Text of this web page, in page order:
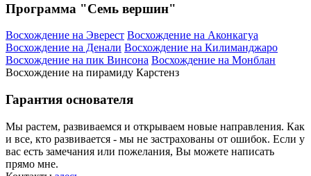
Программа "Семь вершин"
Восхождение на Эверест Восхождение на Аконкагуа
Восхождение на Денали Восхождение на Килиманджаро
Восхождение на пик Винсона Восхождение на Монблан
Восхождение на пирамиду Карстенз
Гарантия основателя
Мы растем, развиваемся и открываем новые направления. Как
и все, кто развивается - мы не застрахованы от ошибок. Если у
вас есть замечания или пожелания, Вы можете написать
прямо мне.